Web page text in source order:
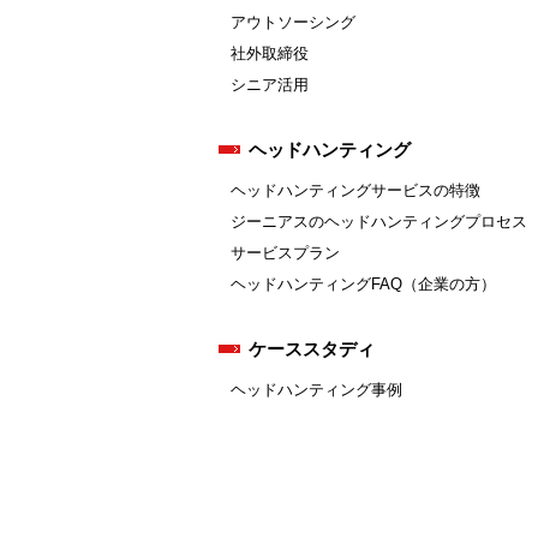
アウトソーシング
社外取締役
シニア活用
ヘッドハンティング
ヘッドハンティングサービスの特徴
ジーニアスのヘッドハンティングプロセス
サービスプラン
ヘッドハンティングFAQ（企業の方）
ケーススタディ
ヘッドハンティング事例